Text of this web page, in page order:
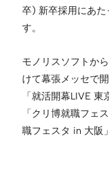
卒) 新卒採用にあた
す。
モノリスソフトか
けて幕張メッセで
「就活開幕LIVE
「クリ博就職フェ
職フェスタ in 大阪